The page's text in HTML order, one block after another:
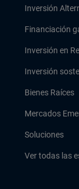
Inversión
Financiación
Inversión en
Inversión
Bienes Raíces
Mercados
Soluciones
Ver todas las